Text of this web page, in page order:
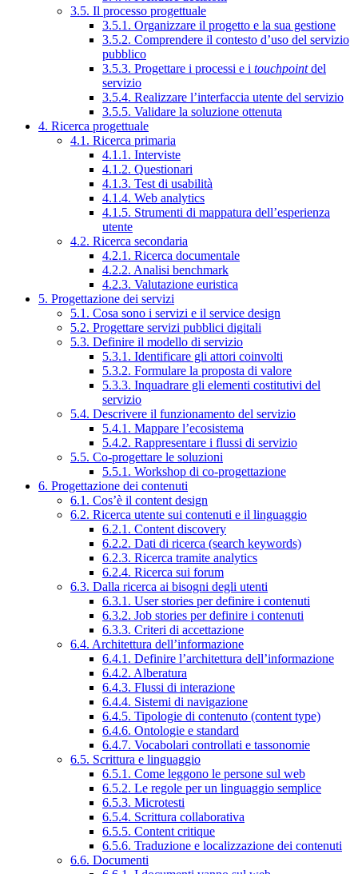
3.5. Il processo progettuale
3.5.1. Organizzare il progetto e la sua gestione
3.5.2. Comprendere il contesto d’uso del servizio
pubblico
3.5.3. Progettare i processi e i touchpointdel
servizio
3.5.4. Realizzare l’interfaccia utente del servizio
3.5.5. Validare la soluzione ottenuta
4. Ricerca progettuale
4.1. Ricerca primaria
4.1.1. Interviste
4.1.2. Questionari
4.1.3. Test di usabilità
4.1.4. Web analytics
4.1.5. Strumenti di mappatura dell’esperienza
utente
4.2. Ricerca secondaria
4.2.1. Ricerca documentale
4.2.2. Analisi benchmark
4.2.3. Valutazione euristica
5. Progettazione dei servizi
5.1. Cosa sono i servizi e il service design
5.2. Progettare servizi pubblici digitali
5.3. Definire il modello di servizio
5.3.1. Identificare gli attori coinvolti
5.3.2. Formulare la proposta di valore
5.3.3. Inquadrare gli elementi costitutivi del
servizio
5.4. Descrivere il funzionamento del servizio
5.4.1. Mappare l’ecosistema
5.4.2. Rappresentare i flussi di servizio
5.5. Co-progettare le soluzioni
5.5.1. Workshop di co-progettazione
6. Progettazione dei contenuti
6.1. Cos’è il content design
6.2. Ricerca utente sui contenuti e il linguaggio
6.2.1. Content discovery
6.2.2. Dati di ricerca (search keywords)
6.2.3. Ricerca tramite analytics
6.2.4. Ricerca sui forum
6.3. Dalla ricerca ai bisogni degli utenti
6.3.1. User stories per definire i contenuti
6.3.2. Job stories per definire i contenuti
6.3.3. Criteri di accettazione
6.4. Architettura dell’informazione
6.4.1. Definire l’architettura dell’informazione
6.4.2. Alberatura
6.4.3. Flussi di interazione
6.4.4. Sistemi di navigazione
6.4.5. Tipologie di contenuto (content type)
6.4.6. Ontologie e standard
6.4.7. Vocabolari controllati e tassonomie
6.5. Scrittura e linguaggio
6.5.1. Come leggono le persone sul web
6.5.2. Le regole per un linguaggio semplice
6.5.3. Microtesti
6.5.4. Scrittura collaborativa
6.5.5. Content critique
6.5.6. Traduzione e localizzazione dei contenuti
6.6. Documenti